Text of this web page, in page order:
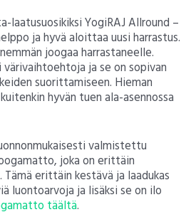
laatusuosikiksi YogiRAJ Allround –
ja hyvä aloittaa uusi harrastus.
joogaa harrastaneelle.
ja se on sopivan
suorittamiseen. Hieman
hyvän tuen ala-asennossa
valmistettu
joka on erittäin
erittäin kestävä ja laadukas
luontoarvoja ja lisäksi se on ilo
täältä.